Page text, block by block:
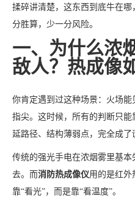
揉碎讲清楚，这东西到底牛在
分胜算，少一分风险。
一、为什么浓
敌人？热成像
你肯定遇到过这种场景：火场
指尖。这时候，所有的判断只能
延路径、结构薄弱点，完全成了
传统的强光手电在浓烟雾里基
去。而消防热成像仪用的是红外
靠“看光”，而是靠“看温度”。